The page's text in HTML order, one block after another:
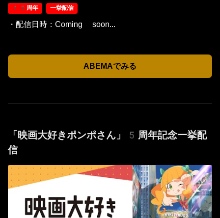
10周年 一挙配信
・配信日時：Coming soon...
ABEMAでみる
「映画大好きポンポさん」5周年記念一挙配
信